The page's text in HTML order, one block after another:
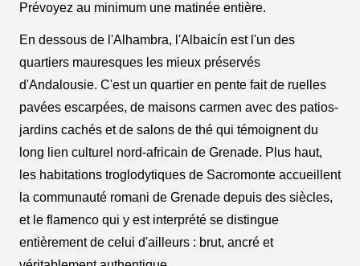
Prévoyez au minimum une matinée entière.
En dessous de l'Alhambra, l'Albaicín est l'un des
quartiers mauresques les mieux préservés
d'Andalousie. C'est un quartier en pente fait de ruelles
pavées escarpées, de maisons carmen avec des patios-
jardins cachés et de salons de thé qui témoignent du
long lien culturel nord-africain de Grenade. Plus haut,
les habitations troglodytiques de Sacromonte accueillent
la communauté romani de Grenade depuis des siècles,
et le flamenco qui y est interprété se distingue
entièrement de celui d'ailleurs : brut, ancré et